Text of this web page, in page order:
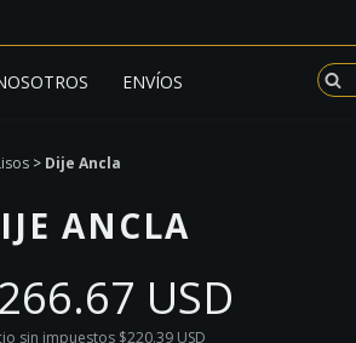
ENVÍOS
> Dije Ancla
ANCLA
USD
sin impuestos $220.39 USD